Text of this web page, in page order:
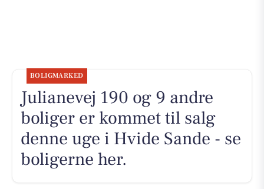
BOLIGMARKED
Julianevej 190 og 9 andre
boliger er kommet til salg
denne uge i Hvide Sande - se
boligerne her.